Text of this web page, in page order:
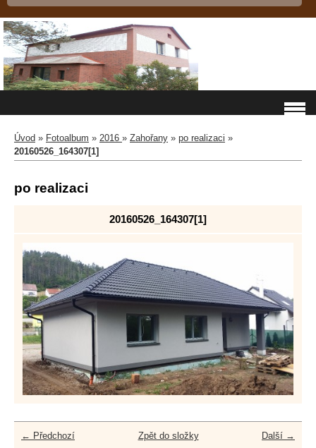
Úvod » Fotoalbum » 2016 » Zahořany » po realizaci »
20160526_164307[1]
po realizaci
20160526_164307[1]
← Předchozí Další →
Zpět do složky